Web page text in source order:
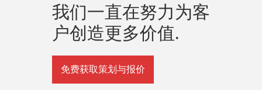
我们一直在努力为客
户创造更多价值.
免费获取策划与报价